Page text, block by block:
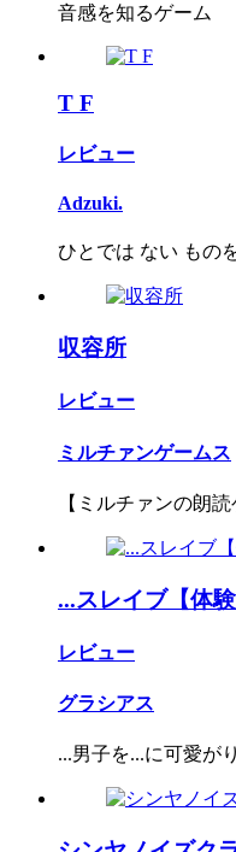
音感を知るゲーム
T F
レビュー
Adzuki.
ひとでは ない もの
収容所
レビュー
ミルチァンゲームス
【ミルチァンの朗
...スレイブ【体験
レビュー
グラシアス
...男子を...に可愛が